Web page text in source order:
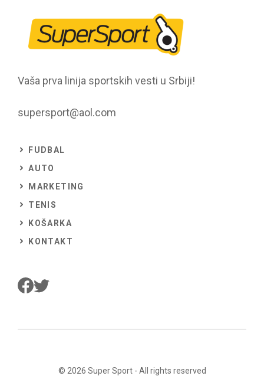
Vaša prva linija sportskih vesti u Srbiji!
supersport@aol.com
FUDBAL
AUTO
MARKETING
TENIS
KOŠARKA
KONTAKT
© 2026 Super Sport- All rights reserved